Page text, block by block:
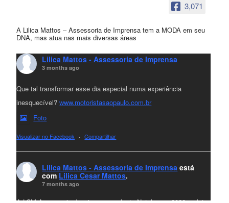
3,071
A Lilica Mattos – Assessoria de Imprensa tem a MODA em seu
DNA, mas atua nas mais diversas áreas
Lilica Mattos - Assessoria de Imprensa
3 months ago
Que tal transformar esse dia especial numa experiência
inesquecível?www.motoristasaopaulo.com.br
Foto
Visualizar no Facebook · Compartilhar
Lilica Mattos - Assessoria de Imprensa está
com Lilica Cesar Mattos.
7 months ago